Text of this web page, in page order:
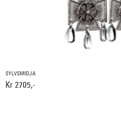
SYLVSMIDJA
Kr 2705,-